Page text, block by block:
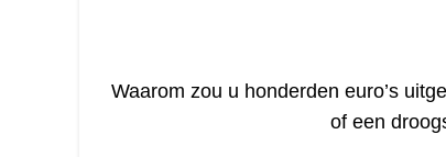
Waarom zou u honderden euro’s
of een